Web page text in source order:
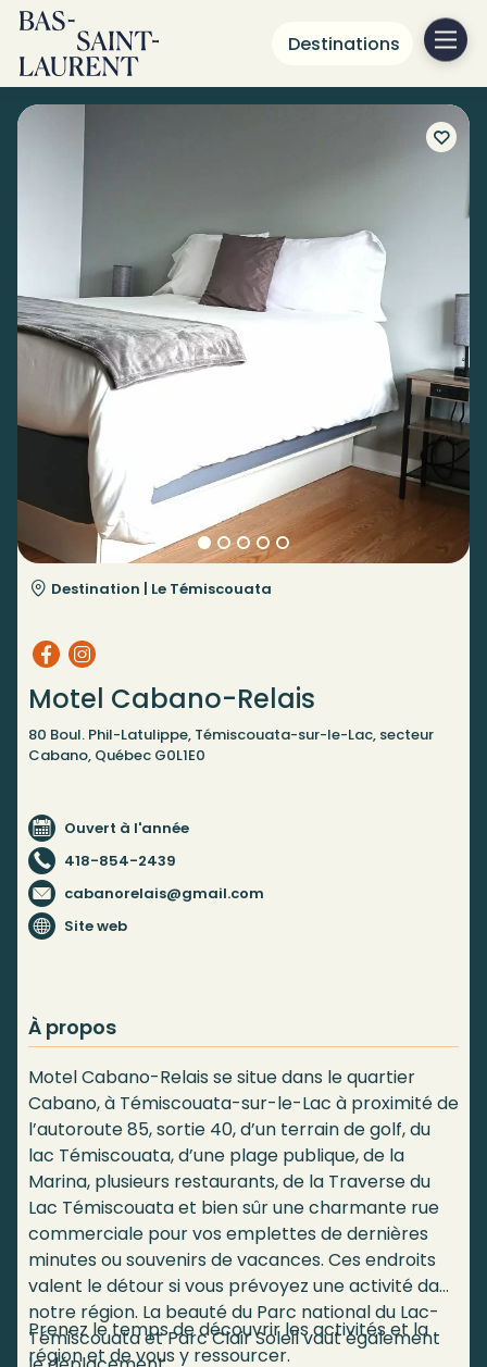
Destinations
Destination | Le Témiscouata
Motel Cabano-Relais
80 Boul. Phil-Latulippe, Témiscouata-sur-le-Lac, secteur
Cabano, Québec G0L1E0
Ouvert à l'année
418-854-2439
cabanorelais@gmail.com
Site web
À propos
Motel Cabano-Relais se situe dans le quartier
Cabano, à Témiscouata-sur-le-Lac à proximité de
l’autoroute 85, sortie 40, d’un terrain de golf, du
lac Témiscouata, d’une plage publique, de la
Marina, plusieurs restaurants, de la Traverse du
Lac Témiscouata et bien sûr une charmante rue
commerciale pour vos emplettes de dernières
minutes ou souvenirs de vacances. Ces endroits
valent le détour si vous prévoyez une activité dans
notre région. La beauté du Parc national du Lac-
Témiscouata et Parc Clair Soleil vaut également
Prenez le temps de découvrir les activités et la
région et de vous y ressourcer.